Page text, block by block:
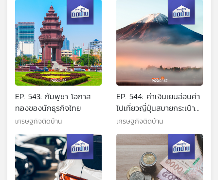
EP. 543: กัมพูชา โอกาส
ทองของนักธุรกิจไทย
เศรษฐกิจติดบ้าน
EP. 544: ค่าเงินเยนอ่อนค่า
ไปเที่ยวญี่ปุ่นสบายกระเป๋า
จริงหรือ ?
เศรษฐกิจติดบ้าน